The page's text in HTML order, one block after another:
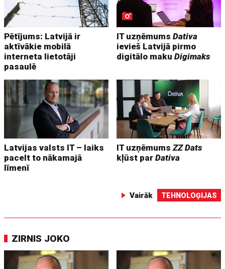
Pētījums: Latvijā ir
aktīvākie mobilā
interneta lietotāji
pasaulē
IT uzņēmumsDativa
ievieš Latvijā pirmo
digitālo makuDigimaks
Latvijas valsts IT – laiks
pacelt to nākamajā
līmenī
IT uzņēmumsZZ Dats
kļūst parDativa
Vairāk TEHNOLOĢIJAS
ZIRNIS JOKO